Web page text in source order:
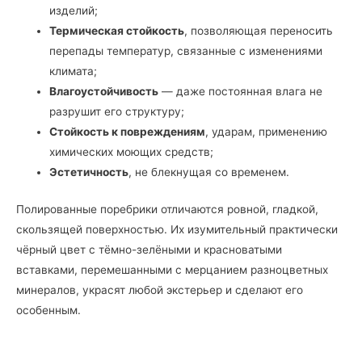
изделий;
Термическая стойкость, позволяющая переносить
перепады температур, связанные с изменениями
климата;
Влагоустойчивость — даже постоянная влага не
разрушит его структуру;
Стойкость к повреждениям, ударам, применению
химических моющих средств;
Эстетичность, не блекнущая со временем.
Полированные поребрики отличаются ровной, гладкой,
скользящей поверхностью. Их изумительный практически
чёрный цвет с тёмно-зелёными и красноватыми
вставками, перемешанными с мерцанием разноцветных
минералов, украсят любой экстерьер и сделают его
особенным.